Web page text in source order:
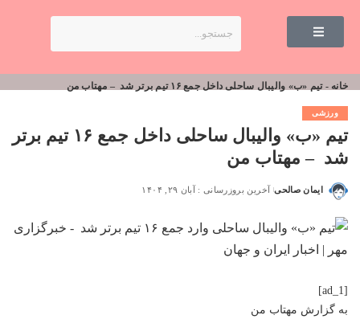
خانه -تیم «ب» والیبال ساحلی داخل جمع ۱۶ تیم برتر شد – مهتاب من
ورزشی
تیم «ب» والیبال ساحلی داخل جمع ۱۶ تیم برتر
شد – مهتاب من
ایمان صالحی آخرین بروزرسانی : آبان ۲۹, ۱۴۰۴
[ad_1]
به گزارش مهتاب من